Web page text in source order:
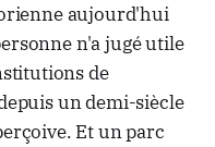
aujourd'hui
n'a jugé utile
de
un demi-siècle
Et un parc